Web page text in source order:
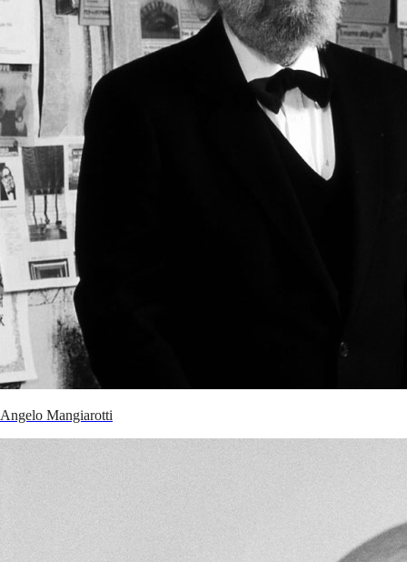
Angelo Mangiarotti